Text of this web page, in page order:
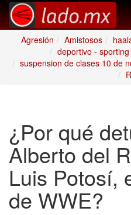
Agresión
Amistosos
deportivo - sporting
suspension de clases 10 de
¿Por qué
Alberto del
Luis Potosí,
de WWE?